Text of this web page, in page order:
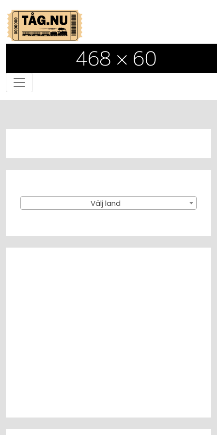
Välj land